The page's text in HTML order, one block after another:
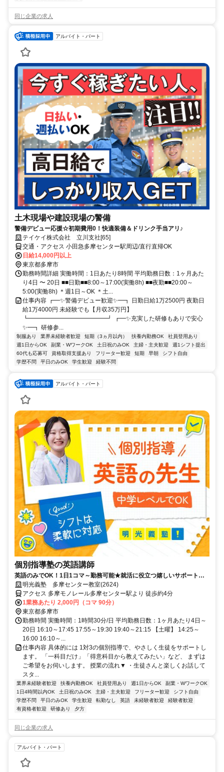
同じ企業の求人
アルバイト・パート
土木現場や建設現場の警備
警備デビュー応援☆初期費用0！快適装備＆ドリンク手当アリ♪
テイケイ株式会社 立川支社[65]
交通・アクセス 小田急多摩センター駅周辺/直行直帰OK
日給14,000円以上
東京都多摩市
勤務時間詳細 実働時間：1日あたり8時間 平均勤務日数：1ヶ月あた
り4日 〜 20日 ■■日勤■■8:00～17:00(実働8h) ■■夜勤■■20:00～
5:00(実働8h) ＊週1日～OK ＊土...
仕事内容 ┏━✨警備デビュー歓迎✨━┓ 日勤日給1万2500円 夜勤日
給1万4000円 未経験でも【月収35万円】
┗━━━━━━━━━━━━━┛ ┏━✨充実した研修もありで安心
✨━┓ 研修参...
制服あり 業界未経験者歓迎 短期（3ヵ月以内） 扶養内勤務OK
社員登用あり
週1日からOK
副業・WワークOK 土日祝のみOK 主婦・主夫歓迎
週1シフト提出
60代も応募可
資格取得支援あり フリーター歓迎 短期 早朝
シフト自由
学歴不問
平日のみOK 学生歓迎 経験不問
アルバイト・パート
個別指導塾の英語講師
英語のみでOK！1日1コマ～勤務可能★就活に役立つ嬉しいサポートも
◎ミドル・シニアも活躍中
明光義塾 多摩センター教室(2624)
アクセス 多摩モノレール多摩センター駅より 徒歩約4分
1業務あたり 2,000円（コマ 90分）
東京都多摩市
勤務時間 実働時間：1時間30分/日 平均勤務日数：1ヶ月あたり4日～
20日 16:10～17:45 17:55～19:30 19:40～21:15 【土曜】 14:25～
16:00 16:10～...
仕事内容 具体的には 1対3の個別指導で、やさしく生徒をサポートし
ます。 「一科目だけ」「得意科目から教えてみたい」など、 まずは
ご希望をお伺いします。 授業の流れ▼ ・生徒さんと楽しくお話して
スタ...
業界未経験者歓迎 扶養内勤務OK 社員登用あり 週1日からOK
副業・WワークOK
1日4時間以内OK
土日祝のみOK 主婦・主夫歓迎 フリーター歓迎
シフト自由
学歴不問
平日のみOK 学生歓迎 転勤なし 英語 未経験者歓迎
経験者歓迎
有資格者歓迎
研修あり 夕方
同じ企業の求人
アルバイト・パート